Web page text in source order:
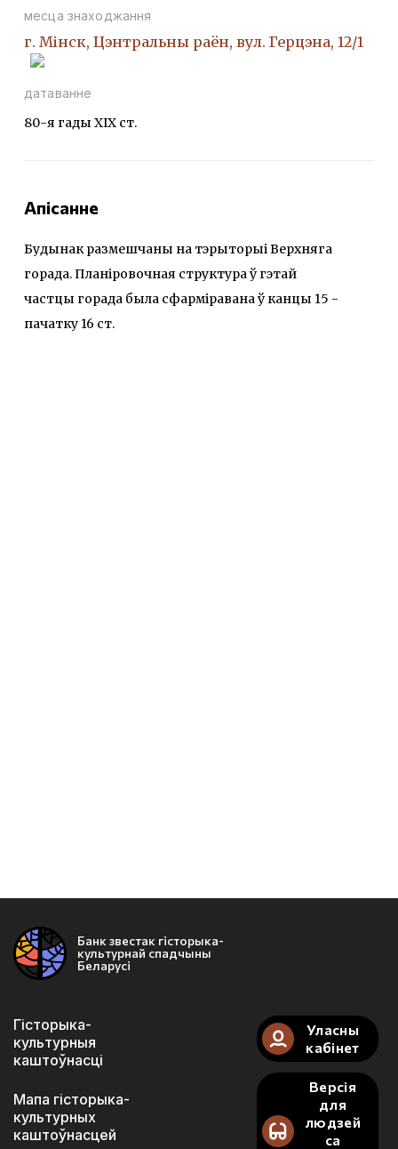
месца знаходжання
г. Мінск, Цэнтральны раён, вул. Герцэна, 12/1
датаванне
80-я гады XIX ст.
Апісанне
Будынак размешчаны на тэрыторыі Верхняга
горада. Планіровочная структура ў гэтай
частцы горада была сфарміравана ў канцы 15 -
пачатку 16 ст.
Банк звестак гісторыка-
культурнай спадчыны
Беларусі
Гісторыка-
культурныя
каштоўнасці
Мапа гісторыка-
культурных
каштоўнасцей
Уласны
кабінет
Версія
для
людзей
са